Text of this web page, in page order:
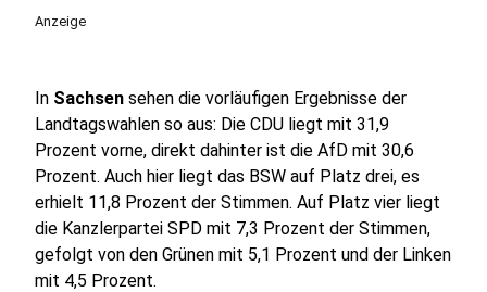
Anzeige
In Sachsen sehen die vorläufigen Ergebnisse der
Landtagswahlen so aus: Die CDU liegt mit 31,9
Prozent vorne, direkt dahinter ist die AfD mit 30,6
Prozent. Auch hier liegt das BSW auf Platz drei, es
erhielt 11,8 Prozent der Stimmen. Auf Platz vier liegt
die Kanzlerpartei SPD mit 7,3 Prozent der Stimmen,
gefolgt von den Grünen mit 5,1 Prozent und der Linken
mit 4,5 Prozent.